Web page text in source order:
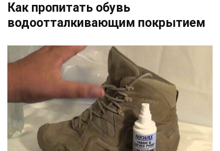
Как пропитать обувь
водоотталкивающим покрытием